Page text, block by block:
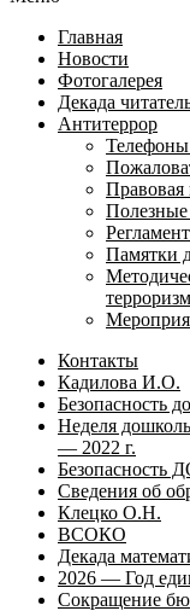
Главная
Новости
Фотогалерея
Декада
Антитеррор
Памятки
Контакты
Кадилова И.О.
Безопасность
Неделя
— 2022 г.
Безопасность
Сведения об
Клецко О.Н.
ВСОКО
Декада
2026 — Год
Сокращение